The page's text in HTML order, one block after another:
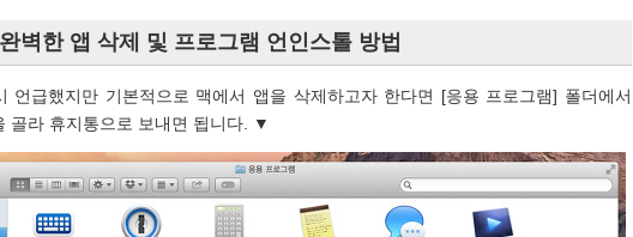
벽한 앱 삭제 및 프로그램 언인스톨 방법
언급했지만 기본적으로 맥에서 앱을 삭제하고자 한다면 [응용 프로그램] 폴더에서
골라 휴지통으로 보내면 됩니다. ▼